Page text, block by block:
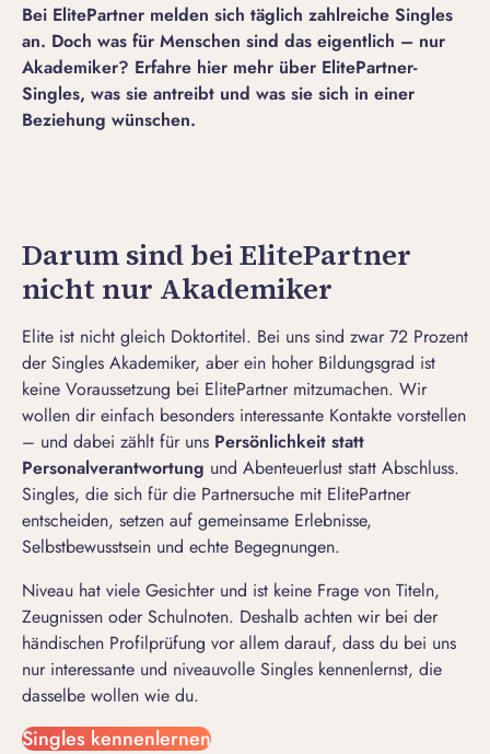
Bei ElitePartner melden sich täglich zahlreiche Singles
an. Doch was für Menschen sind das eigentlich – nur
Akademiker? Erfahre hier mehr über ElitePartner-
Singles, was sie antreibt und was sie sich in einer
Beziehung wünschen.
Darum sind bei ElitePartner
nicht nur Akademiker
Elite ist nicht gleich Doktortitel. Bei uns sind zwar 72 Prozent
der Singles Akademiker, aber ein hoher Bildungsgrad ist
keine Voraussetzung bei ElitePartner mitzumachen. Wir
wollen dir einfach besonders interessante Kontakte vorstellen
– und dabei zählt für uns Persönlichkeit statt
Personalverantwortung und Abenteuerlust statt Abschluss.
Singles, die sich für die Partnersuche mit ElitePartner
entscheiden, setzen auf gemeinsame Erlebnisse,
Selbstbewusstsein und echte Begegnungen.
Niveau hat viele Gesichter und ist keine Frage von Titeln,
Zeugnissen oder Schulnoten. Deshalb achten wir bei der
händischen Profilprüfung vor allem darauf, dass du bei uns
nur interessante und niveauvolle Singles kennenlernst, die
dasselbe wollen wie du.
Singles kennenlernen